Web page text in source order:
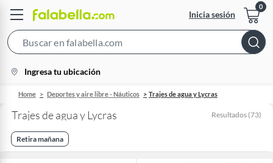
Inicia sesión
Bar
location-
icon
Ingresa tu ubicación
Home Deportes y aire libre - Náuticos Trajes de agua y Lycras
Trajes de agua y Lycras Resultados (73)
Retira mañana